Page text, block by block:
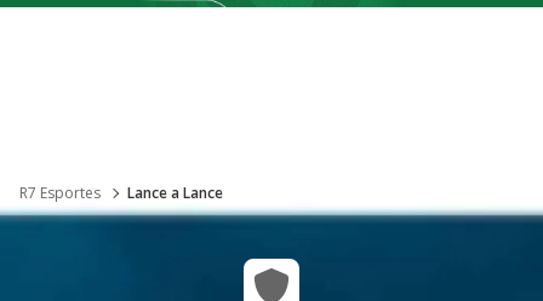
R7 Esportes Lance a Lance